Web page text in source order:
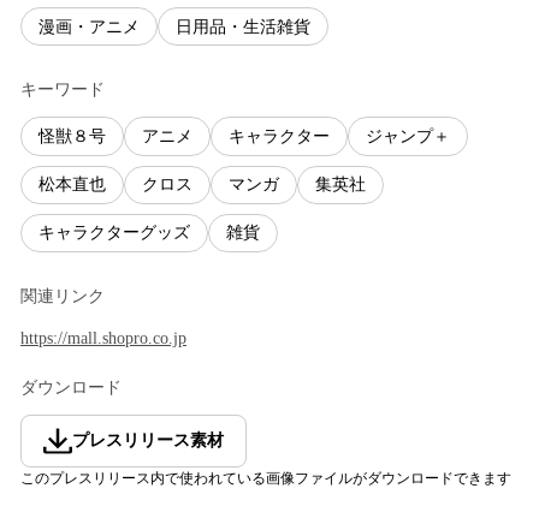
漫画・アニメ 日用品・生活雑貨
キーワード
怪獣８号 アニメ キャラクター ジャンプ＋
松本直也 クロス マンガ 集英社
キャラクターグッズ 雑貨
関連リンク
https://mall.shopro.co.jp
ダウンロード
プレスリリース素材
このプレスリリース内で使われている画像ファイルがダウンロードできます